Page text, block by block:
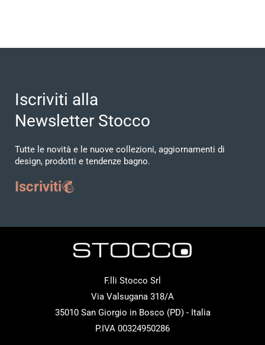
Iscriviti alla
Newsletter Stocco
Tutte le novità e le nuove collezioni, aggiornamenti di
design, prodotti e tendenze bagno.
Iscriviti
F.lli Stocco Srl
Via Valsugana 318/A
35010 San Giorgio in Bosco (PD) - Italia
P.IVA 00324950286